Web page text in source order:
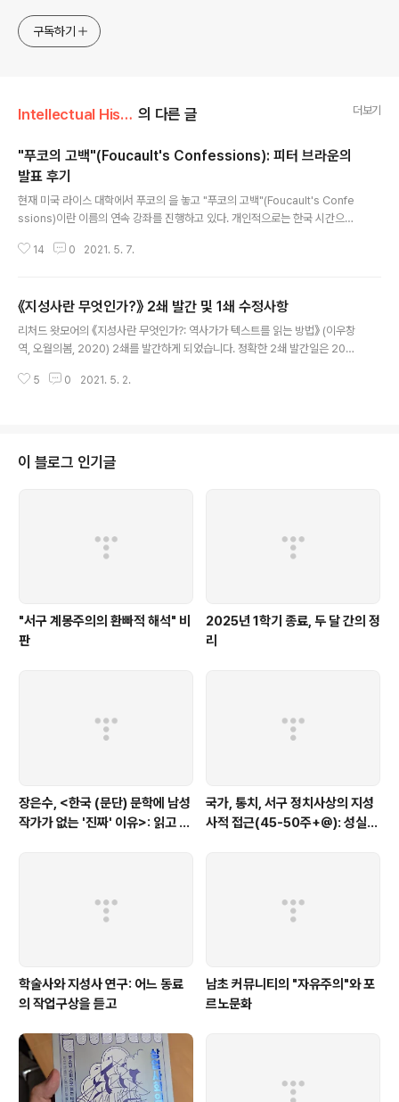
구독하기
Intellectual History 의 다른 글 더보기
"푸코의 고백"(Foucault's Confessions): 피터 브라운의
발표 후기
현재 미국 라이스 대학에서 푸코의 을 놓고 "푸코의 고백"(Foucault's Confe
ssions)이란 이름의 연속 강좌를 진행하고 있다. 개인적으로는 한국 시간으로
슈발리에(Philippe Chevallier)의 발표에 눈길이 끌리는데, 시간이 조금 안
ssions :: Speaker Schedule – Foucault's Confessions We are hon
ored and delighted to bring together ..
14 0 2021. 5. 7.
《지성사란 무엇인가?》 2쇄 발간 및 1쇄 수정사항
리처드 왓모어의 《지성사란 무엇인가?: 역사가가 텍스트를 읽는 방법》 (이우창
역, 오월의봄, 2020) 2쇄를 발간하게 되었습니다. 정확한 2쇄 발간일은 2021
학 도서의 상업적인 생존을 거의 기대하기 힘든 시대에, 역사서도 아닌 '역사적
께 깊은 감사를 드립니다. 2쇄 발간을 앞두고 총 16곳을 수정했습니다. 그중 두
군데는 역자의 말 감사표시를 포함해 정말로 2쇄에 필요한 부분이고, 나머지 1..
5 0 2021. 5. 2.
이 블로그 인기글
"서구 계몽주의의 환빠적 해석" 비
판
2025년 1학기 종료, 두 달 간의 정
리
장은수, <한국 (문단) 문학에 남성
작가가 없는 '진짜' 이유>: 읽고 코
국가, 통치, 서구 정치사상의 지성
사적 접근(45-50주+@): 성실하
학술사와 지성사 연구: 어느 동료
의 작업구상을 듣고
남초 커뮤니티의 "자유주의"와 포
르노문화